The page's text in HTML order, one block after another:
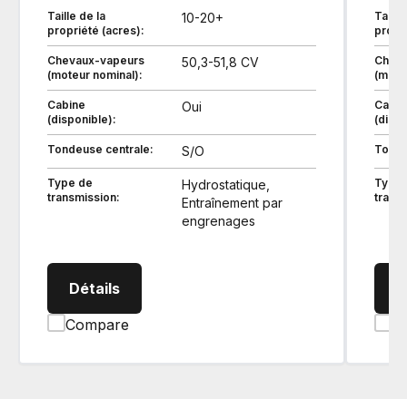
Taille de la
propriété (acres):
10-20+
Chevaux-vapeurs
(moteur nominal):
50,3-51,8 CV
Cabine
(disponible):
Oui
Tondeuse centrale: S/O
Type de
transmission:
Hydrostatique,
Entraînement par
engrenages
DétailsMX4900 Tracteurs utilitaire
Compare
Taille
Type